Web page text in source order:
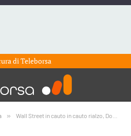
diTeleborsa
» Wall Street in cauto in cauto rialzo, Dow Jones resta debole